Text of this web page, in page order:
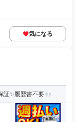
気になる
証✨履歴書不要